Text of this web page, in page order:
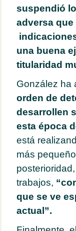
suspendió
adversa
una buena
titularidad
González ha
orden de
desarrollen
esta época
está
más
trabajos,
que se ve
actual”.